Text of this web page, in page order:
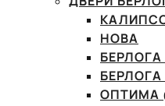
НОВА
БЕРЛОГА
БЕРЛОГА
ОПТИМА